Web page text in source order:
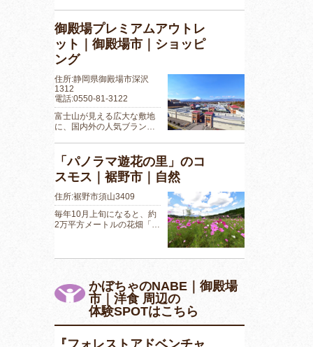
御殿場プレミアムアウトレ
ット｜御殿場市｜ショッピ
ング
住所:静岡県御殿場市深沢
1312
電話:0550-81-3122
富士山が見える広大な敷地
に、国内外の人気ブラン…
「パノラマ遊花の里」のコ
スモス｜裾野市｜自然
住所:裾野市須山3409
毎年10月上旬になると、約
2万平方メートルの花畑「…
かぼちゃのNABE｜御殿場
市｜洋食 周辺の
体験SPOTはこちら
『フォレストアドベンチャ